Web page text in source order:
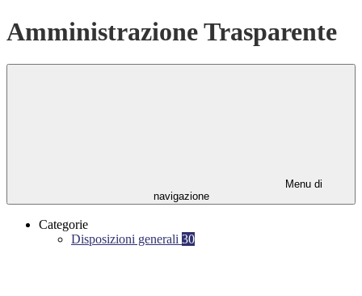
Amministrazione Trasparente
Menu di
navigazione
Categorie
Disposizioni generali 30